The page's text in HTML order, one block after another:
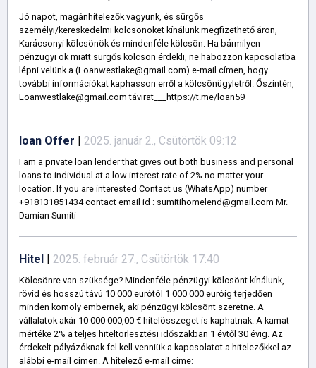
Jó napot, magánhitelezők vagyunk, és sürgős
személyi/kereskedelmi kölcsönöket kínálunk megfizethető áron,
Karácsonyi kölcsönök és mindenféle kölcsön. Ha bármilyen
pénzügyi ok miatt sürgős kölcsön érdekli, ne habozzon kapcsolatba
lépni velünk a (Loanwestlake@gmail.com) e-mail címen, hogy
további információkat kaphasson erről a kölcsönügyletről. Őszintén,
Loanwestlake@gmail.com távirat___https://t.me/loan59
loan Offer | 2025. január 2., Csütörtök 09:12
I am a private loan lender that gives out both business and personal
loans to individual at a low interest rate of 2% no matter your
location. If you are interested Contact us (WhatsApp) number
+918131851434 contact email id : sumitihomelend@gmail.com Mr.
Damian Sumiti
Hitel | 2025. február 27., Csütörtök 17:40
Kölcsönre van szüksége? Mindenféle pénzügyi kölcsönt kínálunk,
rövid és hosszú távú 10 000 eurótól 1 000 000 euróig terjedően
minden komoly embernek, aki pénzügyi kölcsönt szeretne. A
vállalatok akár 10 000 000,00 € hitelösszeget is kaphatnak. A kamat
mértéke 2% a teljes hiteltörlesztési időszakban 1 évtől 30 évig. Az
érdekelt pályázóknak fel kell venniük a kapcsolatot a hitelezőkkel az
alábbi e-mail címen. A hitelező e-mail címe: